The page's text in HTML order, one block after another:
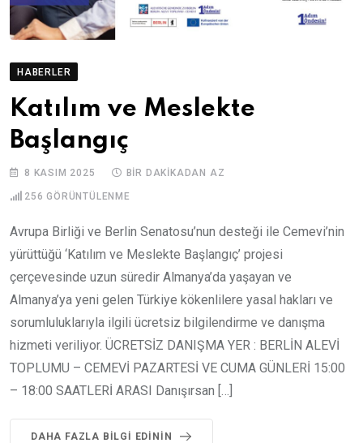
HABERLER
Katılım ve Meslekte
Başlangıç
8 KASIM 2025 BIR DAKIKADAN AZ
256 GÖRÜNTÜLENME
Avrupa Birliği ve Berlin Senatosu’nun desteği ile Cemevi’nin
yürüttüğü ‘Katılım ve Meslekte Başlangıç’ projesi
çerçevesinde uzun süredir Almanya’da yaşayan ve
Almanya’ya yeni gelen Türkiye kökenlilere yasal hakları ve
sorumluluklarıyla ilgili ücretsiz bilgilendirme ve danışma
hizmeti veriliyor. ÜCRETSİZ DANIŞMA YER : BERLİN ALEVİ
TOPLUMU – CEMEVİ PAZARTESİ VE CUMA GÜNLERİ 15:00
– 18:00 SAATLERİ ARASI Danışırsan […]
DAHA FAZLA BILGI EDININ